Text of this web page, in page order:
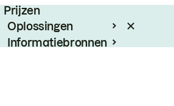
Prijzen
Oplossingen
Informatiebronnen